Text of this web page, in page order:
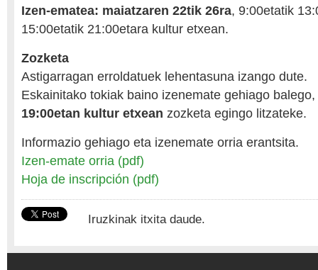
Izen-ematea: maiatzaren 22tik 26ra, 9:00etatik
15:00etatik 21:00etara kultur etxean.
Zozketa
Astigarragan erroldatuek lehentasuna izango dute.
Eskainitako tokiak baino izenemate gehiago balego,
19:00etan kultur etxean zozketa egingo litzateke.
Informazio gehiago eta izenemate orria erantsita.
Izen-emate orria (pdf)
Hoja de inscripción (pdf)
Iruzkinak itxita daude.